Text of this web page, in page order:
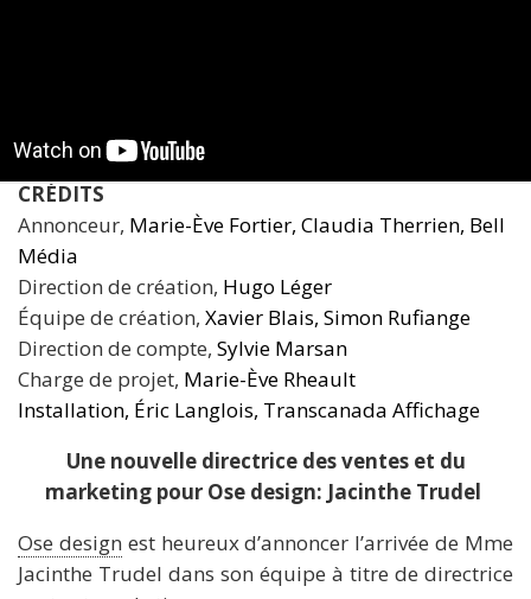
CRÉDITS
Annonceur, Marie-Ève Fortier, Claudia Therrien, Bell
Média
Direction de création, Hugo Léger
Équipe de création, Xavier Blais, Simon Rufiange
Direction de compte, Sylvie Marsan
Charge de projet, Marie-Ève Rheault
Installation, Éric Langlois, Transcanada Affichage
Une nouvelle directrice des ventes et du
marketing pour Ose design: Jacinthe Trudel
Ose design est heureux d’annoncer l’arrivée de Mme
Jacinthe Trudel dans son équipe à titre de directrice